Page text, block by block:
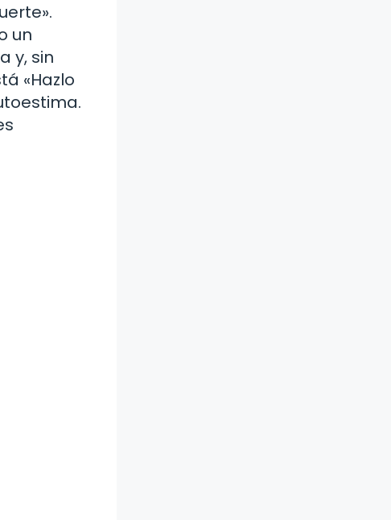
un
y, sin
«Hazlo